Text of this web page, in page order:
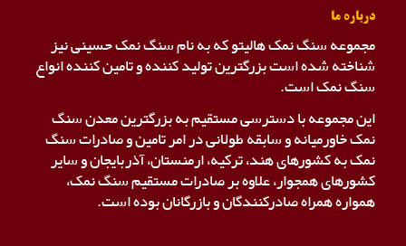
درباره ما
مجموعه سنگ نمک هالیتو که به نام سنگ نمک حسینی نیز
شناخته شده است بزرگترین تولید کننده و تامین کننده انواع
سنگ نمک است.
این مجموعه با دسترسی مستقیم به بزرگترین معدن سنگ
نمک خاورمیانه و سابقه طولانی در امر تامین و صادرات سنگ
نمک به کشورهای هند، ترکیه، ارمنستان، آذربایجان و سایر
کشورهای همجوار، علاوه بر صادرات مستقیم سنگ نمک،
همواره همراه صادرکنندگان و بازرگانان بوده است.